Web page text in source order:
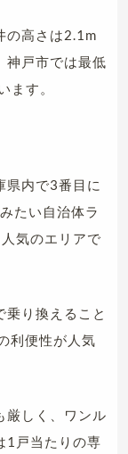
の高さは2.1m
神戸市では最低
ます。
県内で3番目に
たい自治体ラ
気のエリアで
り換えること
利便性が人気
厳しく、ワンル
1戸当たりの専